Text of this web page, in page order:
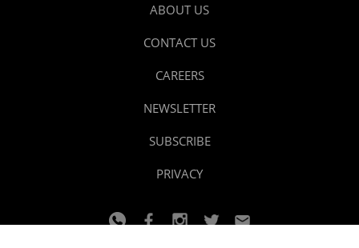
ABOUT US
CONTACT US
CAREERS
NEWSLETTER
SUBSCRIBE
PRIVACY